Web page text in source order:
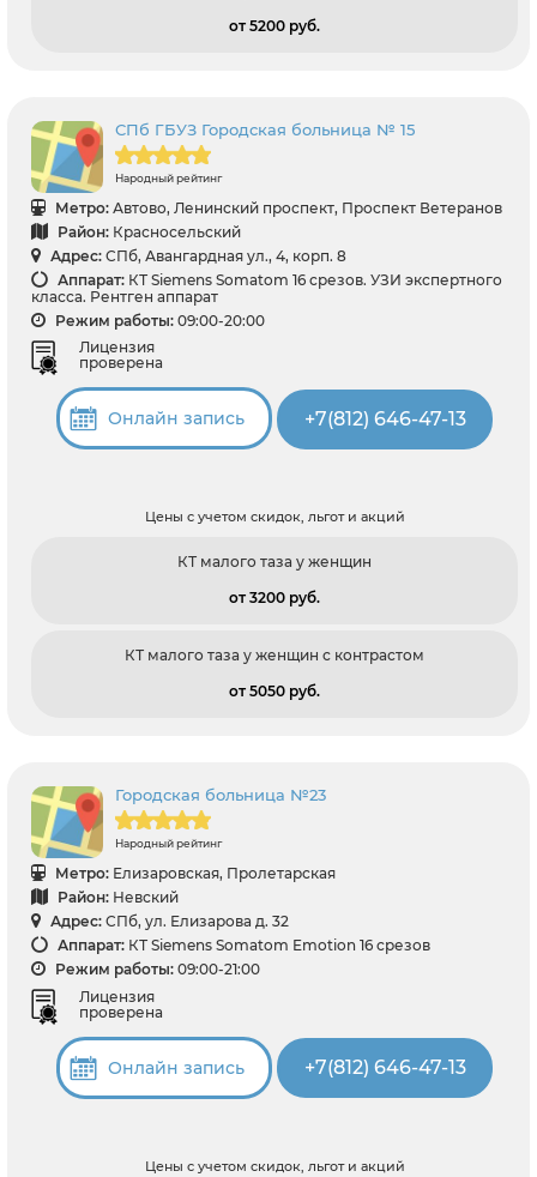
от 5200 pуб.
СПб ГБУЗ Городская больница № 15
Народный рейтинг
Метро: Автово, Ленинский проспект, Проспект Ветеранов
Район: Красносельский
Адрес: СПб, Авангардная ул., 4, корп. 8
Аппарат: КТ Siemens Somatom 16 срезов. УЗИ экспертного
класса. Рентген аппарат
Режим работы: 09:00-20:00
Лицензия
проверена
Онлайн запись +7(812) 646-47-13
Цены с учетом скидок, льгот и акций
КТ малого таза у женщин
от 3200 pуб.
КТ малого таза у женщин с контрастом
от 5050 pуб.
Городская больница №23
Народный рейтинг
Метро: Елизаровская, Пролетарская
Район: Невский
Адрес: СПб, ул. Елизарова д. 32
Аппарат: КТ Siemens Somatom Emotion 16 срезов
Режим работы: 09:00-21:00
Лицензия
проверена
Онлайн запись +7(812) 646-47-13
Цены с учетом скидок, льгот и акций